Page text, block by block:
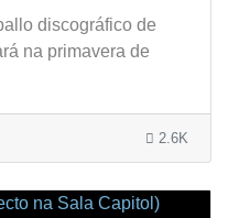
discográfico de
na primavera de
2.6K